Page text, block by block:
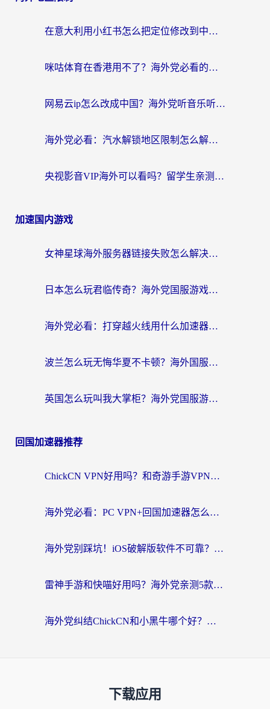
在意大利用小红书怎么把定位修改到中国国内？3个实用技巧+1个靠谱工具帮你搞定
咪咕体育在香港用不了？海外党必看的回国加速器选择指南（附3个真实场景解决方案）
网易云ip怎么改成中国？海外党听音乐听书的无痛解决方案
海外党必看：汽水解锁地区限制怎么解除？3招解决国内影音&生活服务难题
央视影音VIP海外可以看吗？留学生亲测有效的回国加速器选择指南
加速国内游戏
女神星球海外服务器链接失败怎么解决？海外党国服游戏加速避坑指南
日本怎么玩君临传奇？海外党国服游戏加速避坑指南（附菲律宾欧洲玩家实测）
海外党必看：打穿越火线用什么加速器？解决延迟卡顿，还能玩奇妙拼图世界和第五人格
波兰怎么玩无悔华夏不卡顿？海外国服游戏加速器终极指南（附征途2萤火突击解决方案）
英国怎么玩叫我大掌柜？海外党国服游戏加速避坑指南（附实测推荐）
回国加速器推荐
ChickCN VPN好用吗？和奇游手游VPN对比哪个回国效果更好？海外党亲测实用指南
海外党必看：PC VPN+回国加速器怎么选？无缝访问国内资源全攻略
海外党别踩坑！iOS破解版软件不可靠？教你选对回国加速器无缝看国内资源
雷神手游和快喵好用吗？海外党亲测5款回国加速器，附斧牛Bling对比+微信视频号解决办法
海外党纠结ChickCN和小黑牛哪个好？一篇帮你选对回国加速器的实用指南
下载应用